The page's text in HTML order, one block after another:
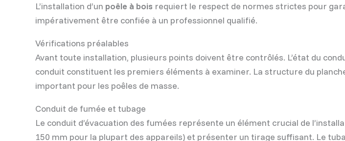
L’installation d’un poêle à bois requiert le respect de normes strictes pour
impérativement être confiée à un professionnel qualifié.
Vérifications préalables
Avant toute installation, plusieurs points doivent être contrôlés. L’état du
conduit constituent les premiers éléments à examiner. La structure du
important pour les poêles de masse.
Conduit de fumée et tubage
Le conduit d’évacuation des fumées représente un élément crucial de
150 mm pour la plupart des appareils) et présenter un tirage suffisant. Le